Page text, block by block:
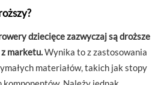
dziecięce zazwyczaj są droższe
marketu.Wynika to z zastosowania
materiałów, takich jak stopy